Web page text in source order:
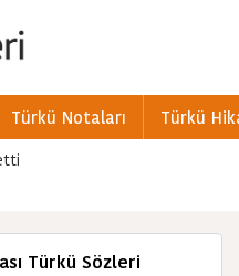
Türkü Notaları
Türkü
Türkü Sözleri